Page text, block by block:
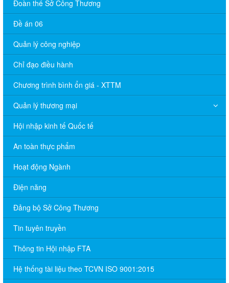
Đoàn thể Sở Công Thương
Đề án 06
Quản lý công nghiệp
Chỉ đạo điều hành
Chương trình bình ổn giá - XTTM
Quản lý thương mại
Hội nhập kinh tế Quốc tế
An toàn thực phẩm
Hoạt động Ngành
Điện năng
Đảng bộ Sở Công Thương
Tin tuyên truyền
Thông tin Hội nhập FTA
Hệ thống tài liệu theo TCVN ISO 9001:2015